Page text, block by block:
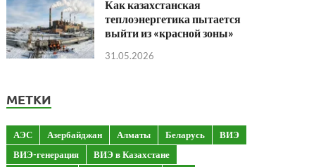
Как казахстанская
теплоэнергетика пытается
выйти из «красной зоны»
31.05.2026
МЕТКИ
АЭС Азербайджан Алматы Беларусь
ВИЭ
ВИЭ-генерация
ВИЭ в Казахстане